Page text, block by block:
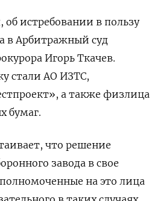
истребовании в пользу
в Арбитражный суд
Игорь Ткачев.
стали АО ИЗТС,
а также физлица
бумаг.
что решение
завода в свое
на это лица